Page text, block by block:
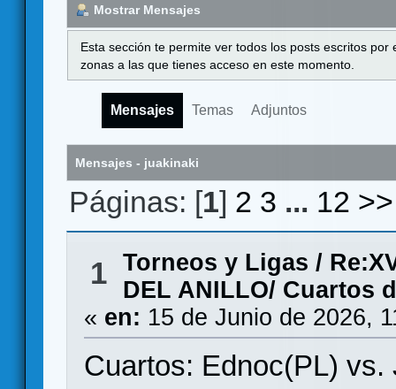
Mostrar Mensajes
Esta sección te permite ver todos los posts escritos
zonas a las que tienes acceso en este momento.
Mensajes Temas Adjuntos
Mensajes - juakinaki
Páginas: [1] 2 3 ... 12 >>
1 Torneos y Ligas /
DEL ANILLO/ Cuartos
« en: 15 de Junio de 2026,
Cuartos: Ednoc(PL) vs.